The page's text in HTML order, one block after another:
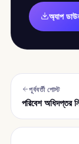
অ্যাপ
পূর্ববর্তী পোস্ট
পরিবেশ অধিদপ্তর